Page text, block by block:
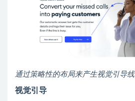
通过策略性的布局来产生视觉引导线
视觉引导